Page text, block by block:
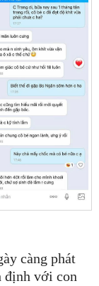
càng phát
định với con